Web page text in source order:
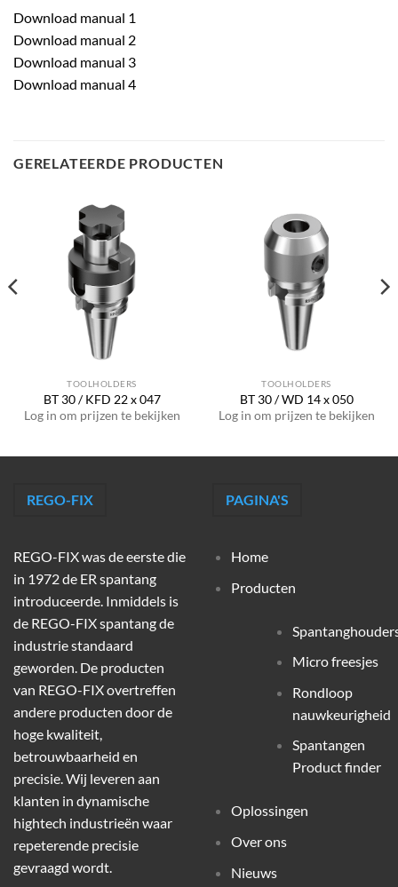
Download manual 1
Download manual 2
Download manual 3
Download manual 4
GERELATEERDE PRODUCTEN
TOOLHOLDERS
BT 30 / KFD 22 x 047
Log in om prijzen te bekijken
TOOLHOLDERS
BT 30 / WD 14 x 050
Log in om prijzen te bekijken
REGO-FIX
REGO-FIX was de eerste die
in 1972 de ER spantang
introduceerde. Inmiddels is
de REGO-FIX spantang de
industrie standaard
geworden. De producten
van REGO-FIX overtreffen
andere producten door de
hoge kwaliteit,
betrouwbaarheid en
precisie. Wij leveren aan
klanten in dynamische
hightech industrieën waar
repeterende precisie
gevraagd wordt.
PAGINA'S
Home
Producten
Micro freesjes
Rondloop
nauwkeurigheid
Spantangen
Product finder
Oplossingen
Over ons
Nieuws